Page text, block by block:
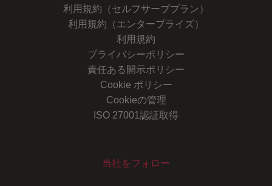
利用規約（セルフサーブプラン）
利用規約（エンタープライズ）
利用規約
プライバシーポリシー
責任ある開示ポリシー
Cookie ポリシー
Cookieの管理
ISO 27001認証取得
当社をフォロー